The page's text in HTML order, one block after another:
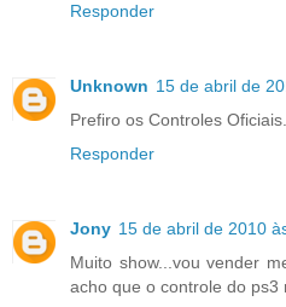
Responder
Unknown 15 de abril de
Prefiro os Controles Oficiais.
Responder
Jony 15 de abril de 2010
Muito show...vou vender
acho que o controle do ps3